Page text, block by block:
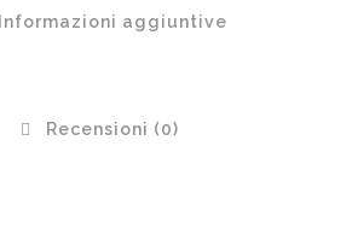
Informazioni aggiuntive
Recensioni (0)